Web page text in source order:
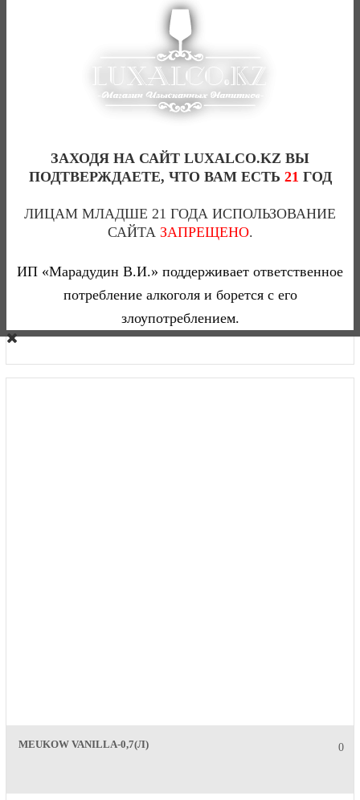
0
MEUKOW VANILLA-0,7(Л)
ЗАХОДЯ НА САЙТ LUXALCO.KZ ВЫ
ПОДТВЕРЖДАЕТЕ, ЧТО ВАМ ЕСТЬ 21 ГОД
ЛИЦАМ МЛАДШЕ 21 ГОДА ИСПОЛЬЗОВАНИЕ
САЙТА ЗАПРЕЩЕНО.
ИП «Марадудин В.И.» поддерживает ответственное
потребление алкоголя и борется с его
злоупотреблением.